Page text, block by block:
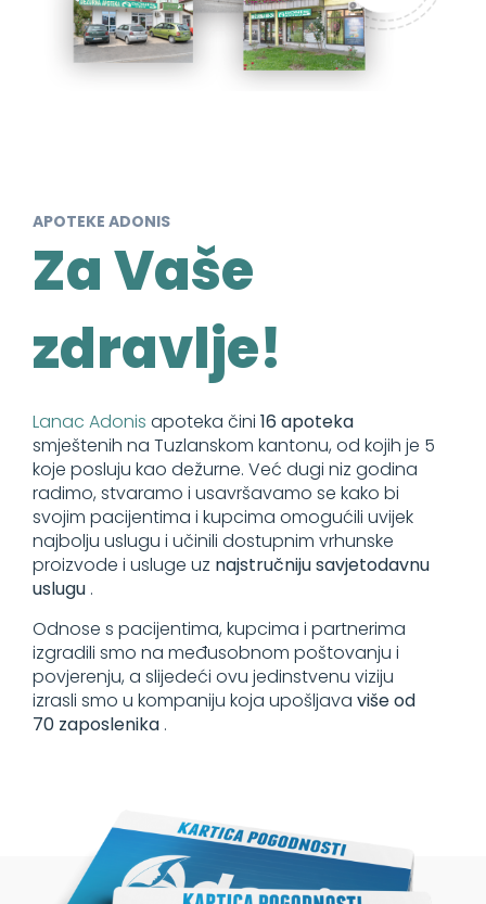
APOTEKE ADONIS
Za Vaše
zdravlje!
Lanac Adonis apoteka čini 16 apoteka
smještenih na Tuzlanskom kantonu, od kojih je 5
koje posluju kao dežurne. Već dugi niz godina
radimo, stvaramo i usavršavamo se kako bi
svojim pacijentima i kupcima omogućili uvijek
najbolju uslugu i učinili dostupnim vrhunske
proizvode i usluge uz najstručniju savjetodavnu
uslugu .
Odnose s pacijentima, kupcima i partnerima
izgradili smo na međusobnom poštovanju i
povjerenju, a slijedeći ovu jedinstvenu viziju
izrasli smo u kompaniju koja upošljava više od
70 zaposlenika .